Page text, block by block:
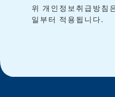
위 개인정보취급방침
일부터 적용됩니다 .